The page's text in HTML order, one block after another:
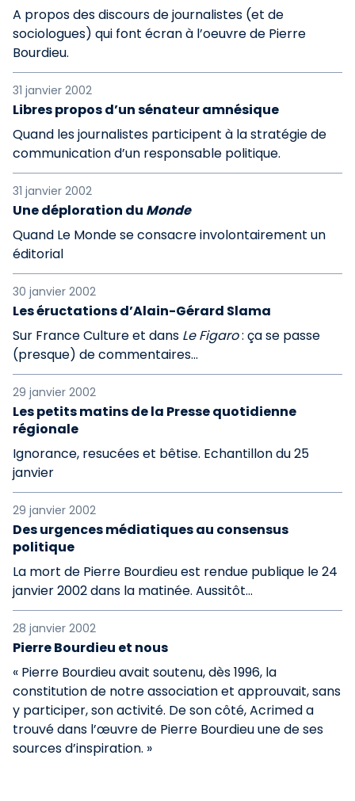
A propos des discours de journalistes (et de
sociologues) qui font écran à l’oeuvre de Pierre
Bourdieu.
31 janvier 2002
Libres propos d’un sénateur amnésique
Quand les journalistes participent à la stratégie de
communication d’un responsable politique.
31 janvier 2002
Une déploration du Monde
Quand Le Monde se consacre involontairement un
éditorial
30 janvier 2002
Les éructations d’Alain-Gérard Slama
Sur France Culture et dans Le Figaro: ça se passe
(presque) de commentaires...
29 janvier 2002
Les petits matins de la Presse quotidienne
régionale
Ignorance, resucées et bêtise. Echantillon du 25
janvier
29 janvier 2002
Des urgences médiatiques au consensus
politique
La mort de Pierre Bourdieu est rendue publique le 24
janvier 2002 dans la matinée. Aussitôt...
28 janvier 2002
Pierre Bourdieu et nous
« Pierre Bourdieu avait soutenu, dès 1996, la
constitution de notre association et approuvait, sans
y participer, son activité. De son côté, Acrimed a
trouvé dans l’œuvre de Pierre Bourdieu une de ses
sources d’inspiration. »